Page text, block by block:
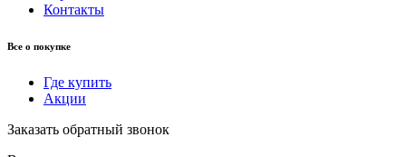
Контакты
Все о покупке
Где купить
Акции
Заказать обратный звонок